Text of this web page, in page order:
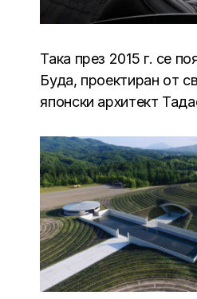
Така през 2015 г. се
Буда, проектиран от
японски архитект